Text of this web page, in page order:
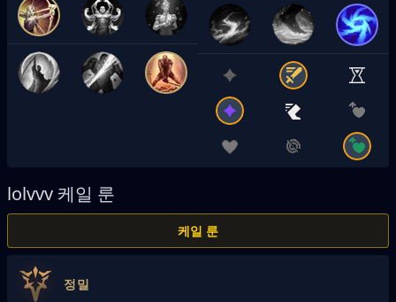
lolvvv 케일 룬
케일 룬
정밀